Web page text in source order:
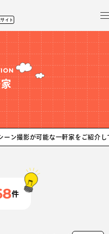
イト
能な一軒家をご紹介しています。
件